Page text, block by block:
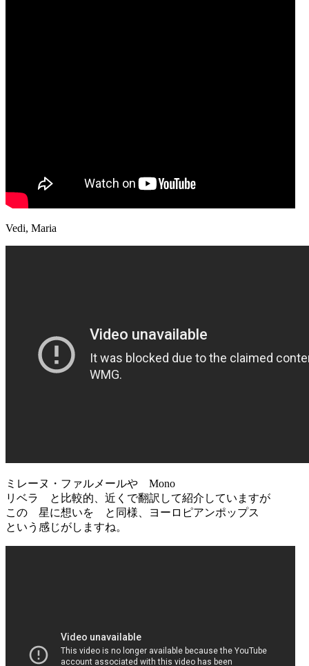
Vedi, Maria
ミレーヌ・ファルメールや Mono
リベラ と比較的、近くで翻訳して紹介していますが
この 星に想いを と同様、ヨーロピアンポップス
という感じがしますね。